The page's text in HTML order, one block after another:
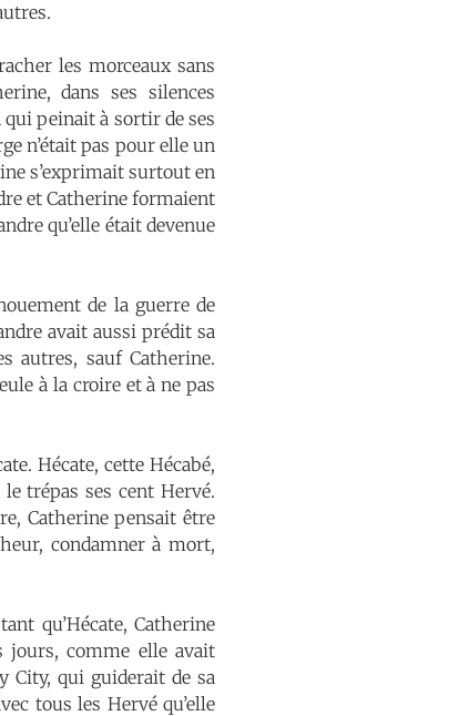
les morceaux sans
dans ses silences
peinait à sortir de ses
n’était pas pour elle un
s’exprimait surtout en
et Catherine formaient
qu’elle était devenue
de la guerre de
avait aussi prédit sa
autres, sauf Catherine.
à la croire et à ne pas
Hécate, cette Hécabé,
trépas ses cent Hervé.
Catherine pensait être
condamner à mort,
qu’Hécate, Catherine
jours, comme elle avait
City, qui guiderait de sa
tous les Hervé qu’elle